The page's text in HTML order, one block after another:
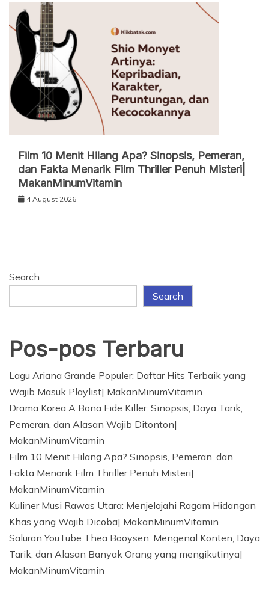
Film 10 Menit Hilang Apa? Sinopsis, Pemeran,
dan Fakta Menarik Film Thriller Penuh Misteri|
MakanMinumVitamin
4 August 2026
Search
Search
Pos-pos Terbaru
Lagu Ariana Grande Populer: Daftar Hits Terbaik yang
Wajib Masuk Playlist| MakanMinumVitamin
Drama Korea A Bona Fide Killer: Sinopsis, Daya Tarik,
Pemeran, dan Alasan Wajib Ditonton|
MakanMinumVitamin
Film 10 Menit Hilang Apa? Sinopsis, Pemeran, dan
Fakta Menarik Film Thriller Penuh Misteri|
MakanMinumVitamin
Kuliner Musi Rawas Utara: Menjelajahi Ragam Hidangan
Khas yang Wajib Dicoba| MakanMinumVitamin
Saluran YouTube Thea Booysen: Mengenal Konten, Daya
Tarik, dan Alasan Banyak Orang yang mengikutinya|
MakanMinumVitamin